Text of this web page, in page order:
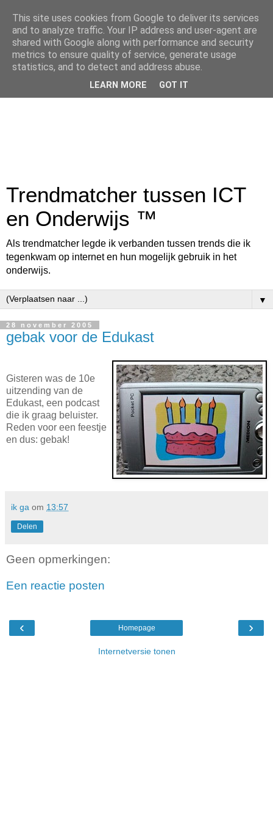
Trendmatcher tussen ICT
en Onderwijs ™
Als trendmatcher legde ik verbanden tussen trends die ik
tegenkwam op internet en hun mogelijk gebruik in het
onderwijs.
▼
28 november 2005
gebak voor de Edukast
Gisteren was de 10e
uitzending van de
Edukast, een podcast
die ik graag beluister.
Reden voor een feestje
en dus: gebak!
ik ga om 13:57
Delen
Geen opmerkingen:
Een reactie posten
‹ ›
Homepage
Internetversie tonen
This site uses cookies from Google to deliver its services
and to analyze traffic. Your IP address and user-agent are
shared with Google along with performance and security
metrics to ensure quality of service, generate usage
statistics, and to detect and address abuse.
LEARN MORE GOT IT